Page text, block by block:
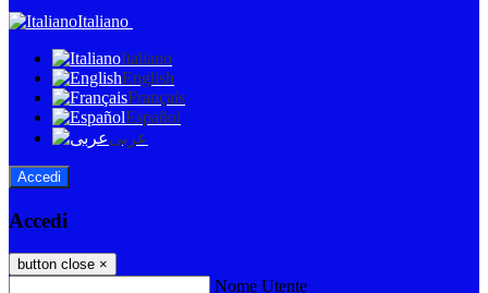
Italiano
Italiano
English
Français
Español
عربى
Accedi
Accedi
button close ×
Nome Utente